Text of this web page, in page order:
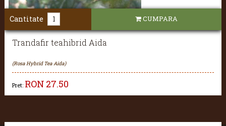
Trandafir teahibrid Aida
(Rosa Hybrid Tea Aida)
Pret: RON 27.50
Cantitate CUMPARA